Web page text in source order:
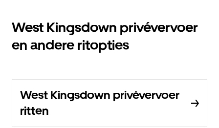
West Kingsdown privévervoer
en andere ritopties
West Kingsdown privévervoer
ritten